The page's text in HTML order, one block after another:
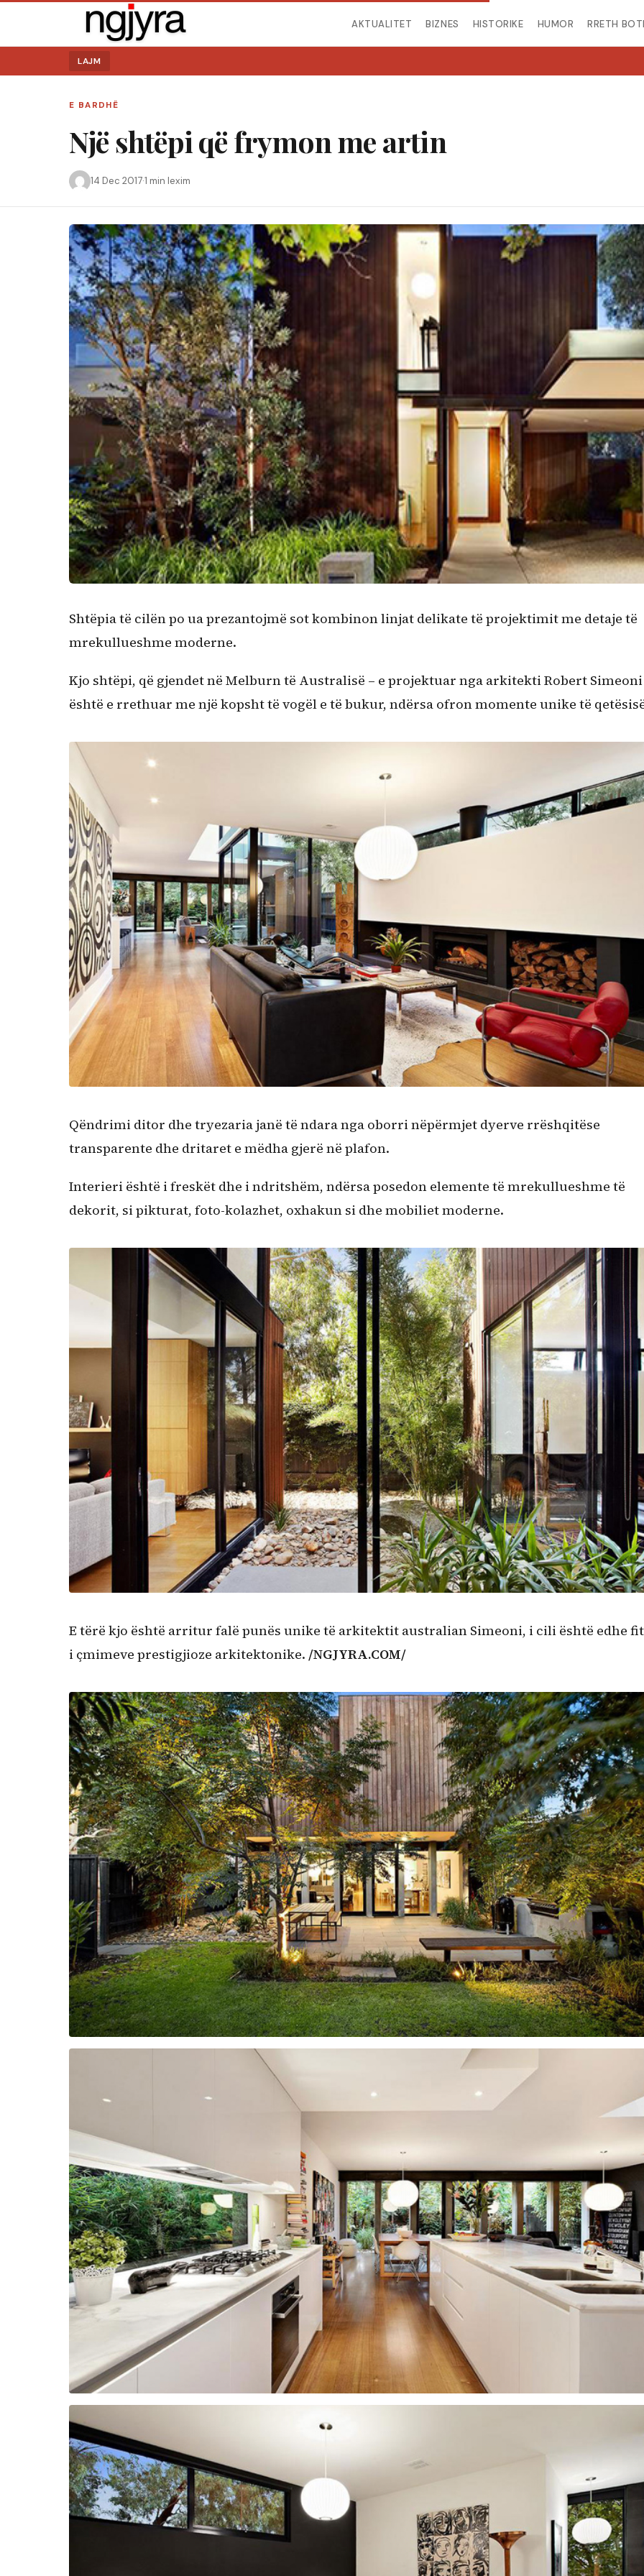
Kërko:
AKTUALITET BIZNES HISTORIKE HUMOR RRETH
LAJM
E BARDHË
Një shtëpi që frymon me artin
14 Dec 2017·1 min lexim
Shtëpia të cilën po ua prezantojmë sot kombinon linjat delikate të projektimit me detaje të
mrekullueshme moderne.
Kjo shtëpi, që gjendet në Melburn të Australisë – e projektuar nga arkitekti Robert Simeoni
është e rrethuar me një kopsht të vogël e të bukur, ndërsa ofron momente unike të
Qëndrimi ditor dhe tryezaria janë të ndara nga oborri nëpërmjet dyerve rrëshqitëse
transparente dhe dritaret e mëdha gjerë në plafon.
Interieri është i freskët dhe i ndritshëm, ndërsa posedon elemente të mrekullueshme të
dekorit, si pikturat, foto-kolazhet, oxhakun si dhe mobiliet moderne.
E tërë kjo është arritur falë punës unike të arkitektit australian Simeoni, i cili është edhe
i çmimeve prestigjioze arkitektonike. /NGJYRA.COM/